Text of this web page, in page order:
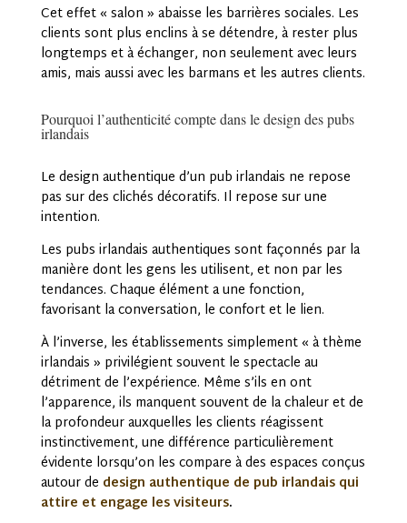
Cet effet « salon » abaisse les barrières sociales. Les
clients sont plus enclins à se détendre, à rester plus
longtemps et à échanger, non seulement avec leurs
amis, mais aussi avec les barmans et les autres clients.
Pourquoi l’authenticité compte dans le design des pubs
irlandais
Le design authentique d’un pub irlandais ne repose
pas sur des clichés décoratifs. Il repose sur une
intention.
Les pubs irlandais authentiques sont façonnés par la
manière dont les gens les utilisent, et non par les
tendances. Chaque élément a une fonction,
favorisant la conversation, le confort et le lien.
À l’inverse, les établissements simplement « à thème
irlandais » privilégient souvent le spectacle au
détriment de l’expérience. Même s’ils en ont
l’apparence, ils manquent souvent de la chaleur et de
la profondeur auxquelles les clients réagissent
instinctivement, une différence particulièrement
évidente lorsqu’on les compare à des espaces conçus
autour de design authentique de pub irlandais qui
attire et engage les visiteurs.